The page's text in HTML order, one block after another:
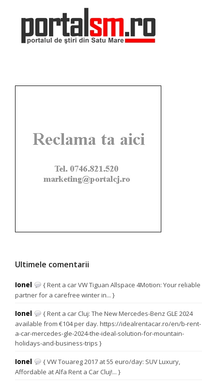
Ultimele comentarii
Ionel
{ Rent a car VW Tiguan Allspace 4Motion: Your reliable
partner for a carefree winter in... }
Ionel
{ Rent a car Cluj: The New Mercedes-Benz GLE 2024
available from €104 per day. https://idealrentacar.ro/en/b-rent-
a-car-mercedes-gle-2024-the-ideal-solution-for-mountain-
holidays-and-business-trips }
Ionel
{ VW Touareg 2017 at 55 euro/day: SUV Luxury,
Affordable at Alfa Rent a Car Cluj!... }